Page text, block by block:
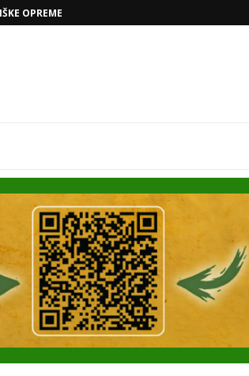
Z RAFAELOM